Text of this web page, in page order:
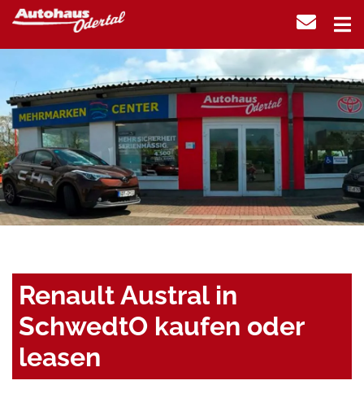
Renault Austral in
SchwedtO kaufen oder
leasen